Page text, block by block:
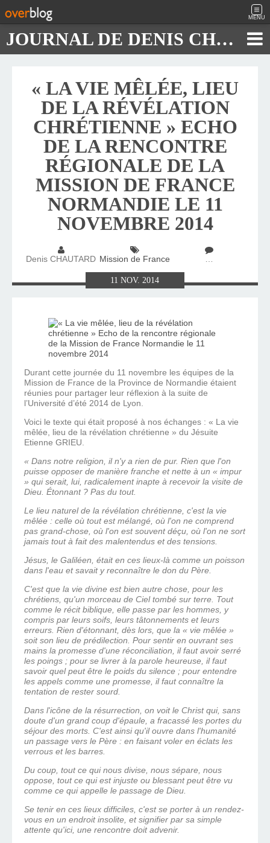
MENU
JOURNAL DE DENIS CHAUTARD
« LA VIE MÊLÉE, LIEU
DE LA RÉVÉLATION
CHRÉTIENNE » ECHO
DE LA RENCONTRE
RÉGIONALE DE LA
MISSION DE FRANCE
NORMANDIE LE 11
NOVEMBRE 2014
Denis CHAUTARD Mission de France …
11NOV.2014
Durant cette journée du 11 novembre les équipes de la
Mission de France de la Province de Normandie étaient
réunies pour partager leur réflexion à la suite de
l’Université d’été 2014 de Lyon.
Voici le texte qui était proposé à nos échanges : « La vie
mêlée, lieu de la révélation chrétienne » du Jésuite
Etienne GRIEU.
« Dans notre religion, il n'y a rien de pur. Rien que l'on
puisse opposer de manière franche et nette à un « impur
» qui serait, lui, radicalement inapte à recevoir la visite de
Dieu. Étonnant ? Pas du tout.
Le lieu naturel de la révélation chrétienne, c'est la vie
mêlée : celle où tout est mélangé, où l'on ne comprend
pas grand-chose, où l'on est souvent déçu, où l'on ne sort
jamais tout à fait des malentendus et des tensions.
Jésus, le Galiléen, était en ces lieux-là comme un poisson
dans l'eau et savait y reconnaître le don du Père.
C'est que la vie divine est bien autre chose, pour les
chrétiens, qu'un morceau de Ciel tombé sur terre. Tout
comme le récit biblique, elle passe par les hommes, y
compris par leurs soifs, leurs tâtonnements et leurs
erreurs. Rien d'étonnant, dès lors, que la « vie mêlée »
soit son lieu de prédilection. Pour sentir en ouvrant ses
mains la promesse d'une réconciliation, il faut avoir serré
les poings ; pour se livrer à la parole heureuse, il faut
savoir quel peut être le poids du silence ; pour entendre
les appels comme une promesse, il faut connaître la
tentation de rester sourd.
Dans l'icône de la résurrection, on voit le Christ qui, sans
doute d'un grand coup d'épaule, a fracassé les portes du
séjour des morts. C'est ainsi qu'il ouvre dans l'humanité
un passage vers le Père : en faisant voler en éclats les
verrous et les barres.
Du coup, tout ce qui nous divise, nous sépare, nous
oppose, tout ce qui est injuste ou blessant peut être vu
comme ce qui appelle le passage de Dieu.
Se tenir en ces lieux difficiles, c'est se porter à un rendez-
vous en un endroit insolite, et signifier par sa simple
attente qu'ici, une rencontre doit advenir.